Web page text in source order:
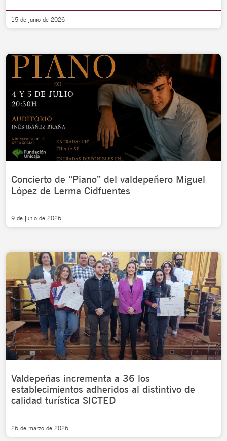
15 de junio de 2026
Concierto de “Piano” del valdepeñero Miguel
López de Lerma Cidfuentes
9 de junio de 2026
Valdepeñas incrementa a 36 los
establecimientos adheridos al distintivo de
calidad turística SICTED
26 de marzo de 2026